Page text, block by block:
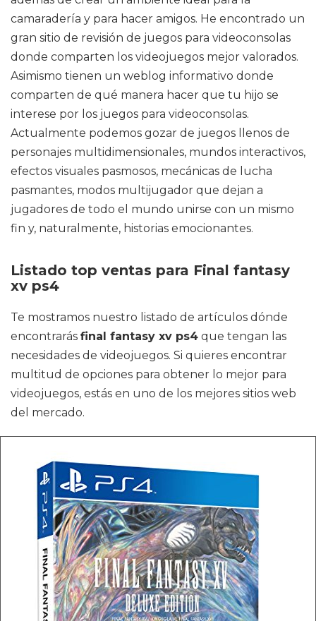
camaradería y para hacer amigos. He encontrado un
gran sitio de revisión de juegos para videoconsolas
donde comparten los videojuegos mejor valorados.
Asimismo tienen un weblog informativo donde
comparten de qué manera hacer que tu hijo se
interese por los juegos para videoconsolas.
Actualmente podemos gozar de juegos llenos de
personajes multidimensionales, mundos interactivos,
efectos visuales pasmosos, mecánicas de lucha
pasmantes, modos multijugador que dejan a
jugadores de todo el mundo unirse con un mismo
fin y, naturalmente, historias emocionantes.
Listado top ventas para Final fantasy
xv ps4
Te mostramos nuestro listado de artículos dónde
encontrarás final fantasy xv ps4 que tengan las
necesidades de videojuegos. Si quieres encontrar
multitud de opciones para obtener lo mejor para
videojuegos, estás en uno de los mejores sitios web
del mercado.